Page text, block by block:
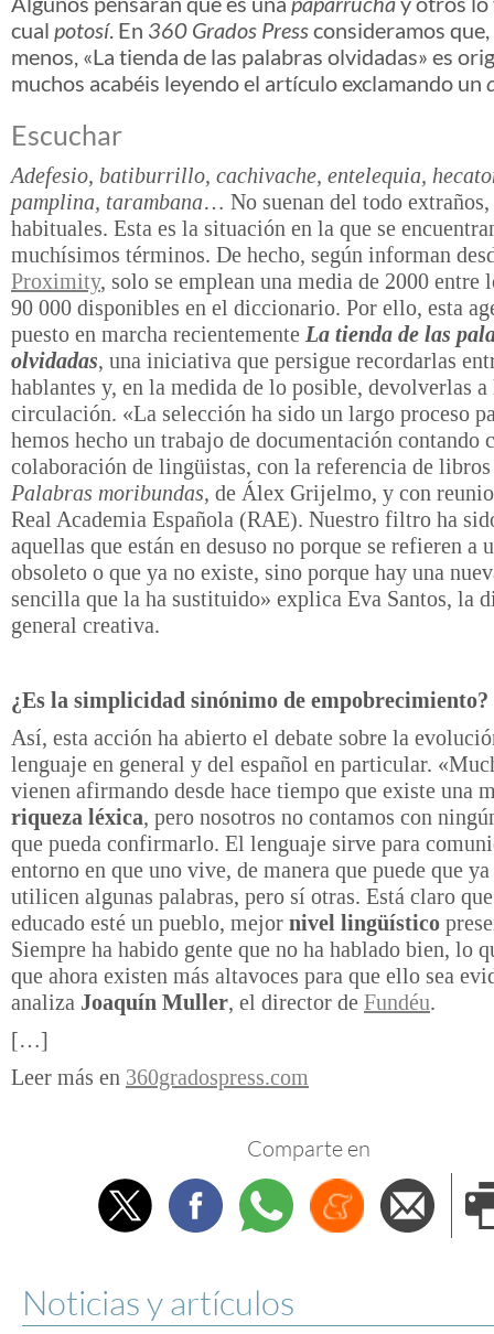
cual potosí. En 360 Grados Pressconsideramos
menos, «La tienda de las palabras olvidadas» es
muchos acabéis leyendo el artículo exclamando un
Escuchar
Adefesio, batiburrillo, cachivache, entelequia,
pamplina, tarambana… No suenan del todo extraños,
habituales. Esta es la situación en la que se
muchísimos términos. De hecho, según informan
Proximity, solo se emplean una media de 2000 entre
90 000 disponibles en el diccionario. Por ello, esta
puesto en marcha recientemente La tienda de las
olvidadas, una iniciativa que persigue recordarlas
hablantes y, en la medida de lo posible, devolverlas a
circulación. «La selección ha sido un largo proceso
hemos hecho un trabajo de documentación contando
colaboración de lingüistas, con la referencia de
Palabras moribundas, de Álex Grijelmo, y con
Real Academia Española (RAE). Nuestro filtro ha
aquellas que están en desuso no porque se refieren a
obsoleto o que ya no existe, sino porque hay una
sencilla que la ha sustituido» explica Eva Santos, la
general creativa.
¿Es la simplicidad sinónimo de empobrecimiento?
Así, esta acción ha abierto el debate sobre la
lenguaje en general y del español en particular.
vienen afirmando desde hace tiempo que existe una
riqueza léxica, pero nosotros no contamos con
que pueda confirmarlo. El lenguaje sirve para
entorno en que uno vive, de manera que puede que ya
utilicen algunas palabras, pero sí otras. Está claro
educado esté un pueblo, mejor nivel lingüístico
Siempre ha habido gente que no ha hablado bien, lo
que ahora existen más altavoces para que ello sea
analiza Joaquín Muller, el director de Fundéu.
[…]
Leer más en 360gradospress.com
Comparte en
TwitterFacebookWhatsappMenéame
Noticias y artículos